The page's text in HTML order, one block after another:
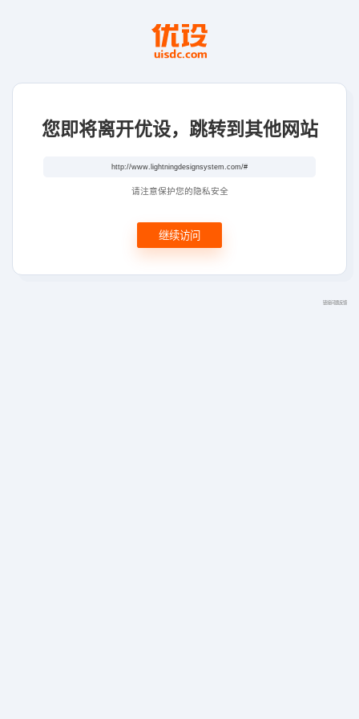
您即将离开优设，跳转到其他网站
请注意保护您的隐私安全
继续访问
链接问题反馈